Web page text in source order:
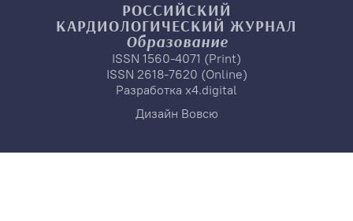
РОССИЙСКИЙ
КАРДИОЛОГИЧЕСКИЙ ЖУРНАЛ
Образование
ISSN 1560-4071 (Print)
ISSN 2618-7620 (Online)
Разработка x4.digital
Дизайн Вовсю